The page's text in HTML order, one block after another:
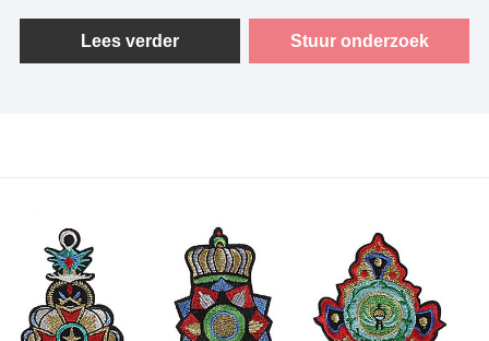
aan te brengen zijn en perfect zijn voor het versieren van
rugzakken, kleding en ander textiel. Met rijke kleuren,
hun unieke stijlbehoeften.
Lees verder Stuur onderzoek